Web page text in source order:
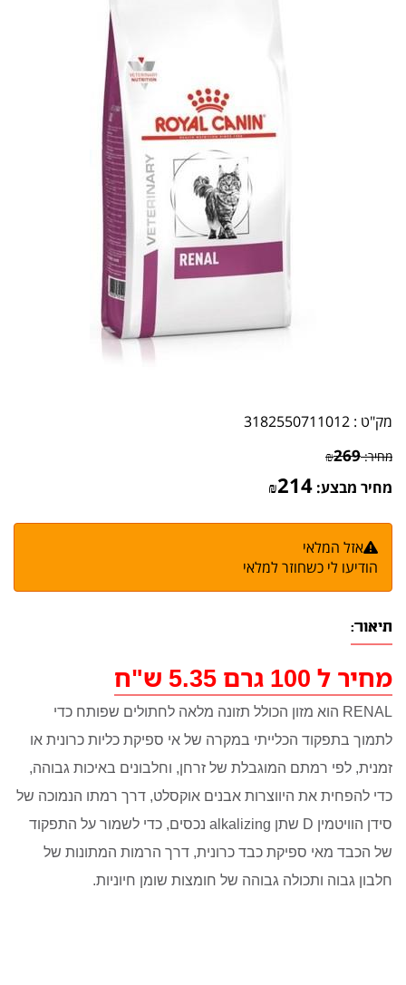
מק"ט : 3182550711012
מחיר: ₪269
מחיר מבצע: ₪214
אזל המלאי
הודיעו לי כשחוזר למלאי
תיאור:
מחיר ל 100 גרם 5.35 ש"ח
RENAL הוא מזון הכולל תזונה מלאה לחתולים שפותח כדי
לתמוך בתפקוד הכלייתי במקרה של אי ספיקת כליות כרונית או
זמנית, לפי רמתם המוגבלת של זרחן, וחלבונים באיכות גבוהה,
כדי להפחית את היווצרות אבנים אוקסלט, דרך רמתו הנמוכה של
סידן הוויטמין D שתן alkalizing נכסים, כדי לשמור על התפקוד
של הכבד מאי ספיקת כבד כרונית, דרך הרמות המתונות של
חלבון גבוה ותכולה גבוהה של חומצות שומן חיוניות.